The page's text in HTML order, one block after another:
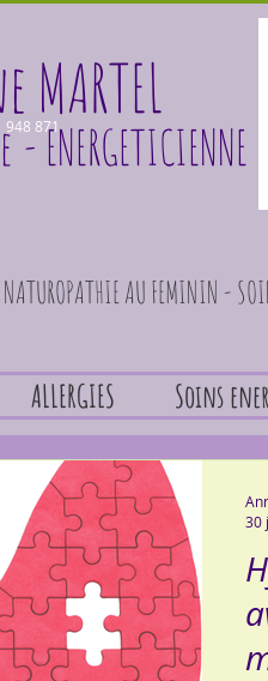
MARTEL
- ENERGETICIENNE
948 871
AU FEMININ -
ALLERGIES Soins
30